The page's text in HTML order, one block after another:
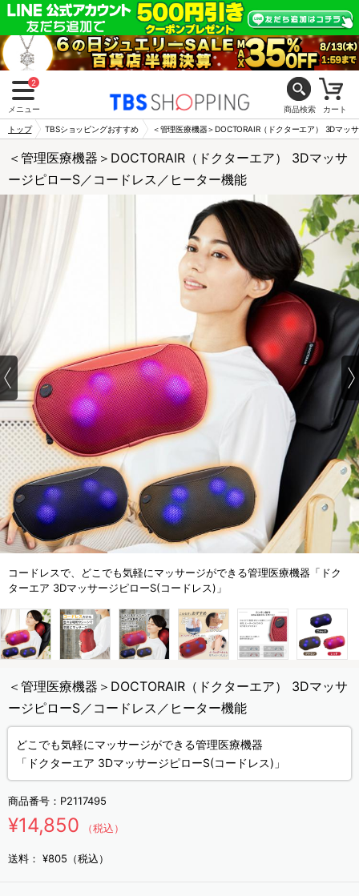
2
メニュー 商品検索 カート
トップ TBSショッピングおすすめ ＜管理医療機器＞DOCTORAIR（ドクターエア） 3Dマッ
＜管理医療機器＞DOCTORAIR（ドクターエア） 3Dマッサ
ージピローS／コードレス／ヒーター機能
コードレスで、どこでも気軽にマッサージができる管理医療機器「ドク
ターエア 3DマッサージピローS(コードレス)」
＜管理医療機器＞DOCTORAIR（ドクターエア） 3Dマッサ
ージピローS／コードレス／ヒーター機能
どこでも気軽にマッサージができる管理医療機器
「ドクターエア 3DマッサージピローS(コードレス)」
商品番号： P2117495
¥14,850 （税込）
送料： ¥805（税込）